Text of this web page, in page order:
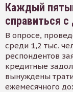
Каждый
справиться с
В опросе,
среди 1,2 тыс.
респондентов
кредитные
вынуждены
ежемесячного